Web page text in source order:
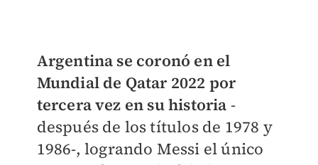
Argentina se coronó en el
Mundial de Qatar 2022 por
tercera vez en su historia -
después de los títulos de 1978 y
1986-, logrando Messi el único